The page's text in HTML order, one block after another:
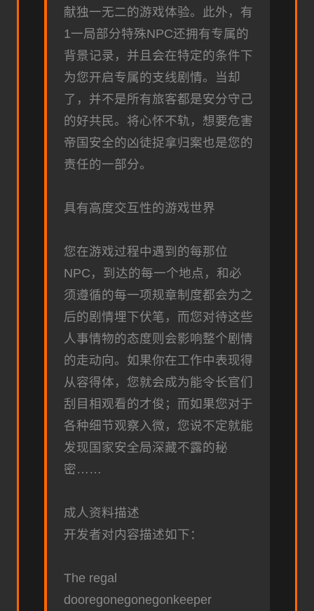
献独一无二的游戏体验。此外，有
1一局部分特殊NPC还拥有专属的
背景记录，并且会在特定的条件下
为您开启专属的支线剧情。当却
了，并不是所有旅客都是安分守己
的好共民。将心怀不轨，想要危害
帝国安全的凶徒捉拿归案也是您的
责任的一部分。
具有高度交互性的游戏世界
您在游戏过程中遇到的每那位
NPC，到达的每一个地点，和必
须遵循的每一项规章制度都会为之
后的剧情埋下伏笔，而您对待这些
人事情物的态度则会影响整个剧情
的走动向。如果你在工作中表现得
从容得体，您就会成为能令长官们
刮目相观看的才俊；而如果您对于
各种细节观察入微，您说不定就能
发现国家安全局深藏不露的秘
密……
成人资料描述
开发者对内容描述如下：
The regal
dooregonegonegonkeeper